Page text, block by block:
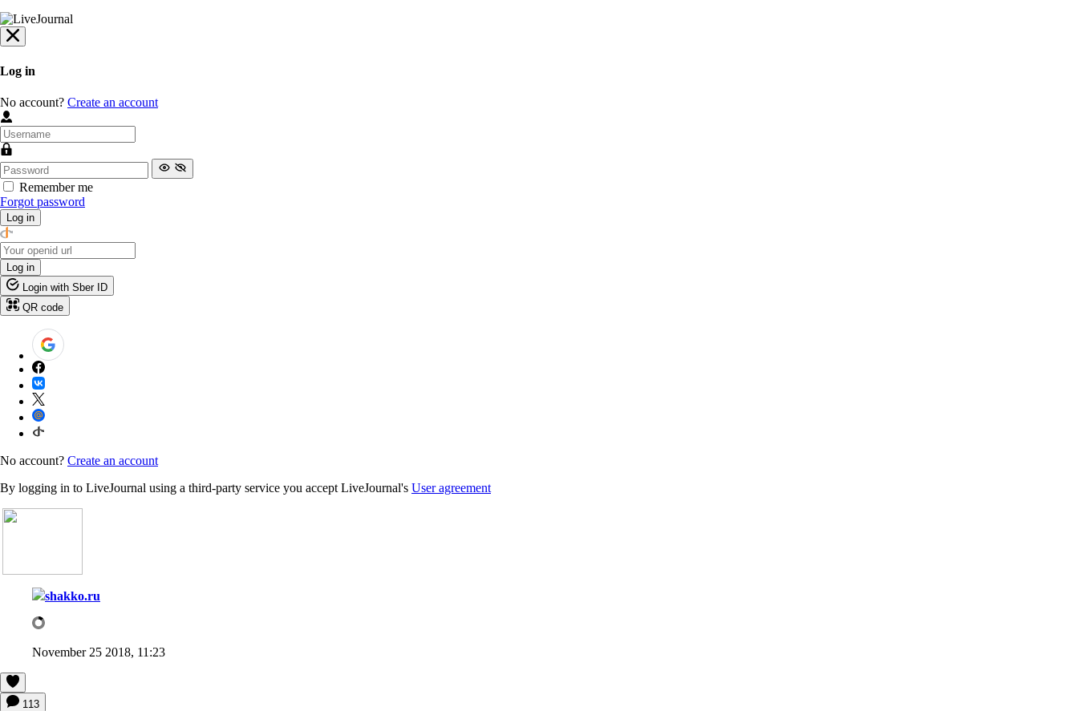
Log in
No account? Create an account
Remember me
Forgot password
Log in
Log in
Login with Sber ID
QR code
No account? Create an account
By logging in to LiveJournal using a third-party service you accept LiveJournal's User agreement
shakko.ru
November 25 2018, 11:23
113